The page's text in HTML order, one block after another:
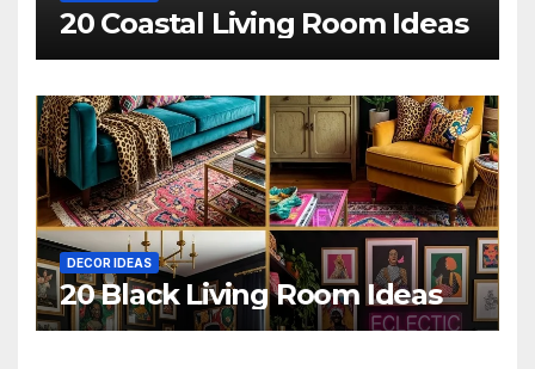
20 Coastal Living Room Ideas
DECOR IDEAS
20 Black Living Room Ideas